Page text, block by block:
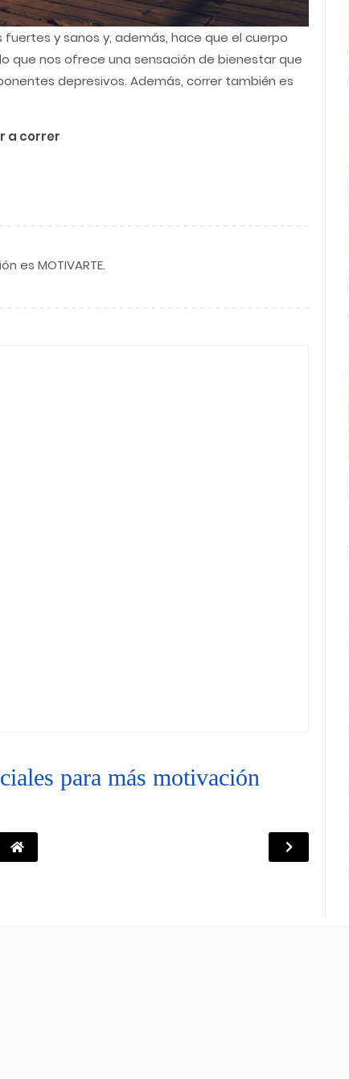
y sanos y, además, hace que el cuerpo
que nos ofrece una sensación de bienestar que
depresivos. Además, correr también es
a correr
es MOTIVARTE.
para más motivación